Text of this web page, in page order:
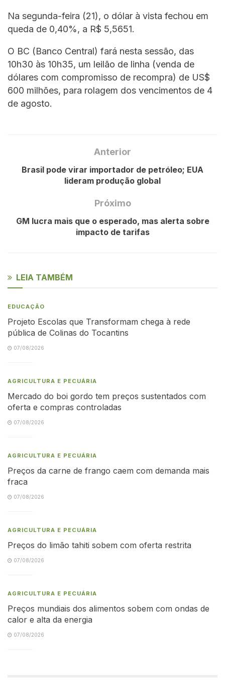
Na segunda-feira (21), o dólar à vista fechou em
queda de 0,40%, a R$ 5,5651.
O BC (Banco Central) fará nesta sessão, das
10h30 às 10h35, um leilão de linha (venda de
dólares com compromisso de recompra) de US$
600 milhões, para rolagem dos vencimentos de 4
de agosto.
Anterior
Brasil pode virar importador de petróleo; EUA
lideram produção global
Próximo
GM lucra mais que o esperado, mas alerta sobre
impacto de tarifas
LEIA TAMBÉM
EDUCAÇÃO
Projeto Escolas que Transformam chega à rede
pública de Colinas do Tocantins
07/08/2026
AGRICULTURA E PECUÁRIA
Mercado do boi gordo tem preços sustentados com
oferta e compras controladas
07/08/2026
AGRICULTURA E PECUÁRIA
Preços da carne de frango caem com demanda mais
fraca
07/08/2026
AGRICULTURA E PECUÁRIA
Preços do limão tahiti sobem com oferta restrita
07/08/2026
AGRICULTURA E PECUÁRIA
Preços mundiais dos alimentos sobem com ondas de
calor e alta da energia
07/08/2026